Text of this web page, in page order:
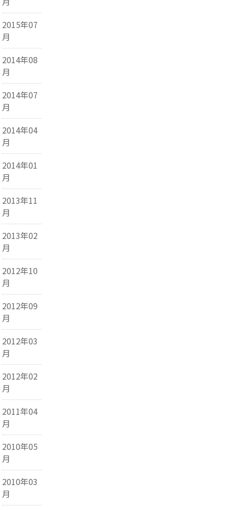
2015年07
月
2014年08
月
2014年07
月
2014年04
月
2014年01
月
2013年11
月
2013年02
月
2012年10
月
2012年09
月
2012年03
月
2012年02
月
2011年04
月
2010年05
月
2010年03
月